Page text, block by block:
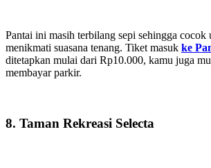
Pantai ini masih terbilang sepi sehingga cocok
menikmati suasana tenang. Tiket masuk ke
ditetapkan mulai dari Rp10.000, kamu juga
membayar parkir.
8. Taman Rekreasi Selecta